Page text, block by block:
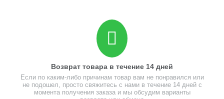
Возврат товара в течение 14 дней
Если по каким-либо причинам товар вам не понравился или
не подошел, просто свяжитесь с нами в течение 14 дней с
момента получения заказа и мы обсудим варианты